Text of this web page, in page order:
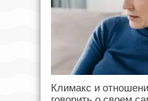
Климакс и